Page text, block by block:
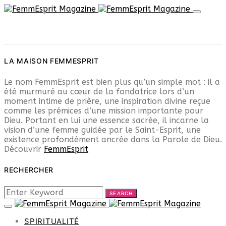
LA MAISON FEMMESPRIT
Le nom FemmEsprit est bien plus qu’un simple mot : il a
été murmuré au cœur de la fondatrice lors d’un
moment intime de prière, une inspiration divine reçue
comme les prémices d’une mission importante pour
Dieu. Portant en lui une essence sacrée, il incarne la
vision d’une femme guidée par le Saint-Esprit, une
existence profondément ancrée dans la Parole de Dieu.
Découvrir FemmEsprit
RECHERCHER
SEARCH
FOR:
SEARCH
SPIRITUALITÉ